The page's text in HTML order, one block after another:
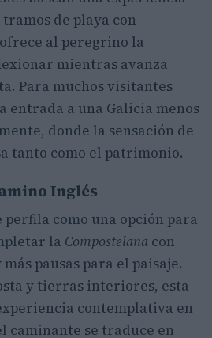
de playa con
al peregrino la
mientras avanza
Para muchos visitantes
entrada a una Galicia menos
donde la sensación de
tanto como el patrimonio.
Inglés
perfila como una opción para
la Compostelana con
pausas para el paisaje.
y tierras interiores, esta
contemplativa en
caminante se traduce en